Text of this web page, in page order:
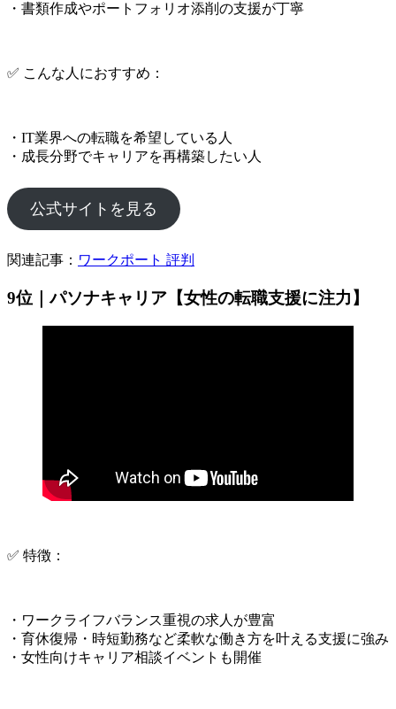
・書類作成やポートフォリオ添削の支援が丁寧
✅ こんな人におすすめ：
・IT業界への転職を希望している人
・成長分野でキャリアを再構築したい人
公式サイトを見る
関連記事： ワークポート 評判
9位｜パソナキャリア【女性の転職支援に注力】
✅ 特徴：
・ワークライフバランス重視の求人が豊富
・育休復帰・時短勤務など柔軟な働き方を叶える支援に強み
・女性向けキャリア相談イベントも開催